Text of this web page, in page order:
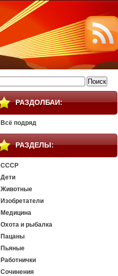
РАЗДОЛБАИ:
Всё подряд
РАЗДЕЛЫ:
СССР
Дети
Животные
Изобретатели
Медицина
Охота и рыбалка
Пацаны
Пьяные
Работнички
Сочинения